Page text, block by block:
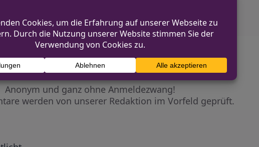
mit!
Anonym und ganz ohne Anmeldezwang!
werden von unserer Redaktion im Vorfeld geprüft.